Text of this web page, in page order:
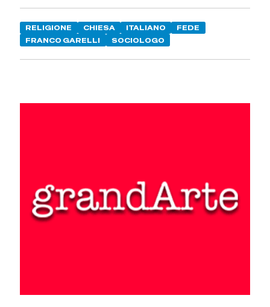
RELIGIONE CHIESA ITALIANO
FEDE
FRANCO GARELLI
SOCIOLOGO